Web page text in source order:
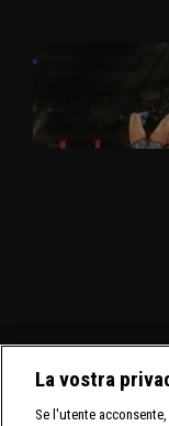
WWE Raw 30 marzo
Nella puntata di Raw del
visibile su discovery+,
Garden ci sono in palio
maschili e femminili.
La vostra
Se l'utente